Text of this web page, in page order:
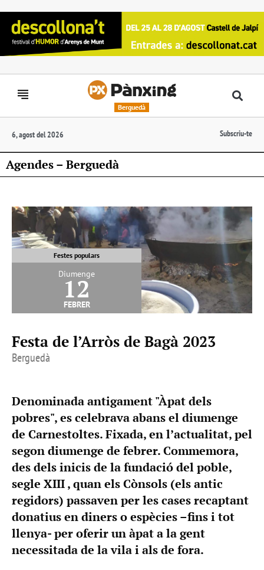
Berguedà
6, agost del 2026 Subscriu-te
Agendes – Berguedà
Festes populars
Diumenge
12
febrer
Festa de l’Arròs de Bagà 2023
Berguedà
Denominada antigament "Àpat dels
pobres", es celebrava abans el diumenge
de Carnestoltes. Fixada, en l’actualitat, pel
segon diumenge de febrer. Commemora,
des dels inicis de la fundació del poble,
segle XIII , quan els Cònsols (els antic
regidors) passaven per les cases recaptant
donatius en diners o espècies –fins i tot
llenya- per oferir un àpat a la gent
necessitada de la vila i als de fora.